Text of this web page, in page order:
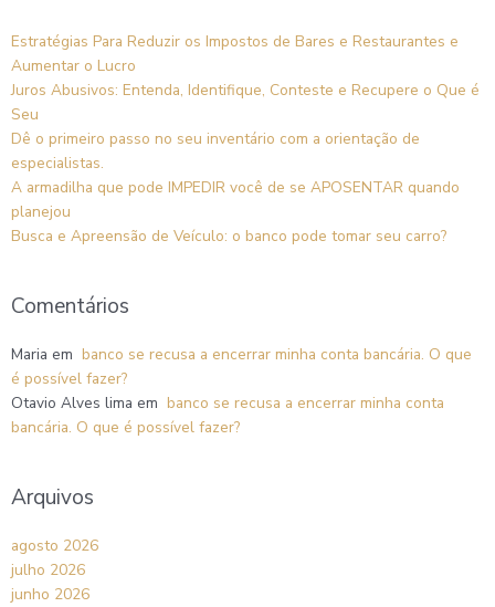
Estratégias Para Reduzir os Impostos de Bares e Restaurantes e
Aumentar o Lucro
Juros Abusivos: Entenda, Identifique, Conteste e Recupere o Que é
Seu
Dê o primeiro passo no seu inventário com a orientação de
especialistas.
A armadilha que pode IMPEDIR você de se APOSENTAR quando
planejou
Busca e Apreensão de Veículo: o banco pode tomar seu carro?
Comentários
Maria em banco se recusa a encerrar minha conta bancária. O que
é possível fazer?
Otavio Alves lima em banco se recusa a encerrar minha conta
bancária. O que é possível fazer?
Arquivos
agosto 2026
julho 2026
junho 2026